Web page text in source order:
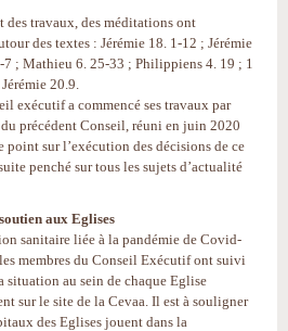
des travaux, des méditations ont
des textes : Jérémie 18. 1-12 ; Jérémie
; Mathieu 6. 25-33 ; Philippiens 4. 19 ; 1
20.9.
exécutif a commencé ses travaux par
précédent Conseil, réuni en juin 2020
sur l’exécution des décisions de ce
penché sur tous les sujets d’actualité
aux Eglises
sanitaire liée à la pandémie de Covid-
membres du Conseil Exécutif ont suivi
au sein de chaque Eglise
sur le site de la Cevaa. Il est à souligner
des Eglises jouent dans la